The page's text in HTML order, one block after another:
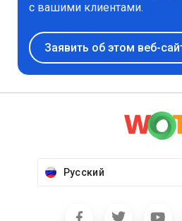
с вашими клиентами.
Заявить об этом веб-
Русский